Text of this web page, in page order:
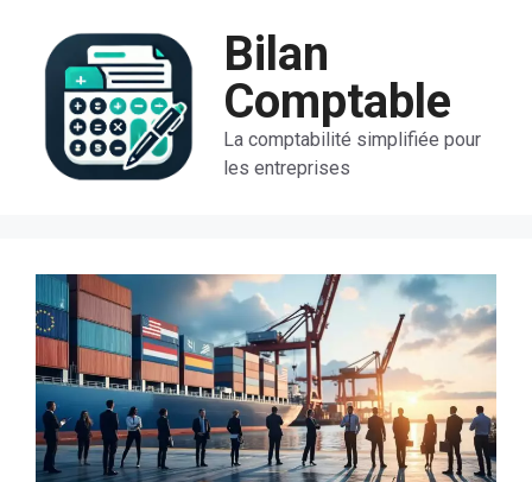
contenu
Bilan
Comptable
La comptabilité simplifiée pour
les entreprises